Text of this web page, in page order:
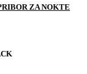
ZA NOKTE